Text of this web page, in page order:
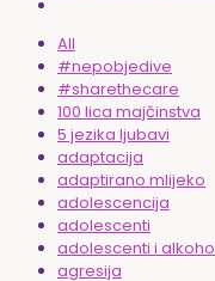
All
#nepobjedive
#sharethecare
100 lica majčinstva
5 jezika ljubavi
adaptacija
adaptirano mlijeko
adolescencija
adolescenti
adolescenti i alkoho
agresija